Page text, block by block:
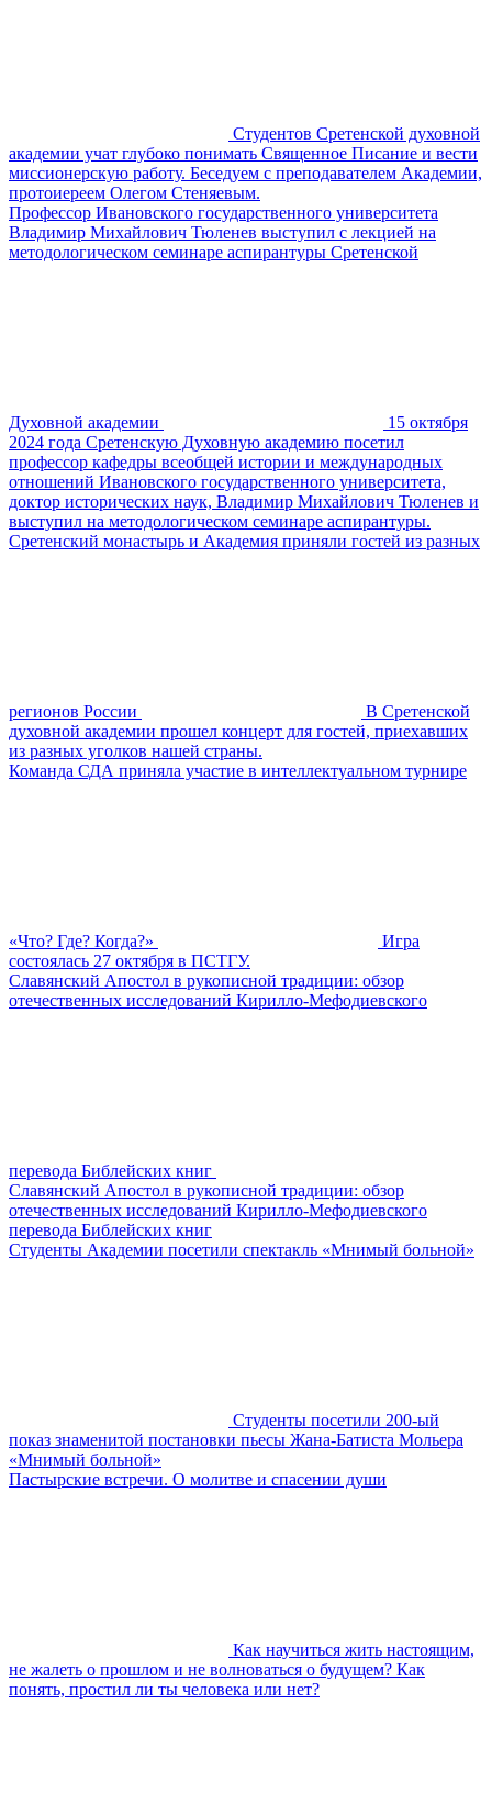
Студентов Сретенской духовной
академии учат глубоко понимать Священное Писание и вести
миссионерскую работу. Беседуем с преподавателем Академии,
протоиереем Олегом Стеняевым.
Профессор Ивановского государственного университета
Владимир Михайлович Тюленев выступил с лекцией на
методологическом семинаре аспирантуры Сретенской
Духовной академии
15 октября
2024 года Сретенскую Духовную академию посетил
профессор кафедры всеобщей истории и международных
отношений Ивановского государственного университета,
доктор исторических наук, Владимир Михайлович Тюленев и
выступил на методологическом семинаре аспирантуры.
Сретенский монастырь и Академия приняли гостей из разных
регионов России
В Сретенской
духовной академии прошел концерт для гостей, приехавших
из разных уголков нашей страны.
Команда СДА приняла участие в интеллектуальном турнире
«Что? Где? Когда?»
Игра
состоялась 27 октября в ПСТГУ.
Славянский Апостол в рукописной традиции: обзор
отечественных исследований Кирилло-Мефодиевского
перевода Библейских книг
Славянский Апостол в рукописной традиции: обзор
отечественных исследований Кирилло-Мефодиевского
перевода Библейских книг
Студенты Академии посетили спектакль «Мнимый больной»
Студенты посетили 200-ый
показ знаменитой постановки пьесы Жана-Батиста Мольера
«Мнимый больной»
Пастырские встречи. О молитве и спасении души
Как научиться жить настоящим,
не жалеть о прошлом и не волноваться о будущем? Как
понять, простил ли ты человека или нет?